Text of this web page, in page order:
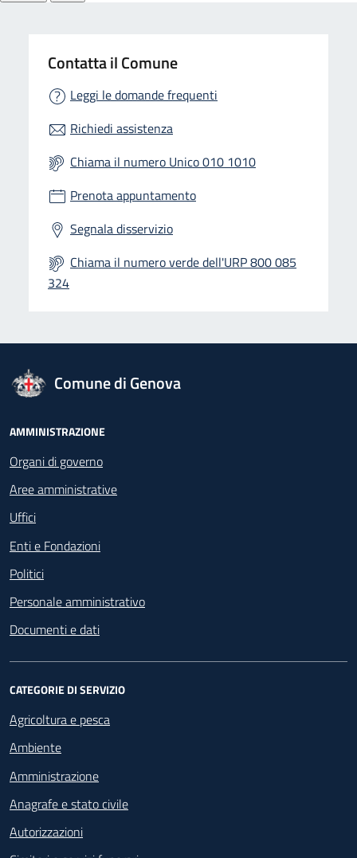
Contatta il Comune
Leggi le domande frequenti
Richiedi assistenza
Chiama il numero Unico 010 1010
Prenota appuntamento
Segnala disservizio
Chiama il numero verde dell'URP 800 085
324
logo Unione Europea
Comune di Genova
Footer - Navigazione
AMMINISTRAZIONE
Organi di governo
Aree amministrative
Uffici
Enti e Fondazioni
Politici
Personale amministrativo
Documenti e dati
CATEGORIE DI SERVIZIO
Agricoltura e pesca
Ambiente
Amministrazione
Anagrafe e stato civile
Autorizzazioni